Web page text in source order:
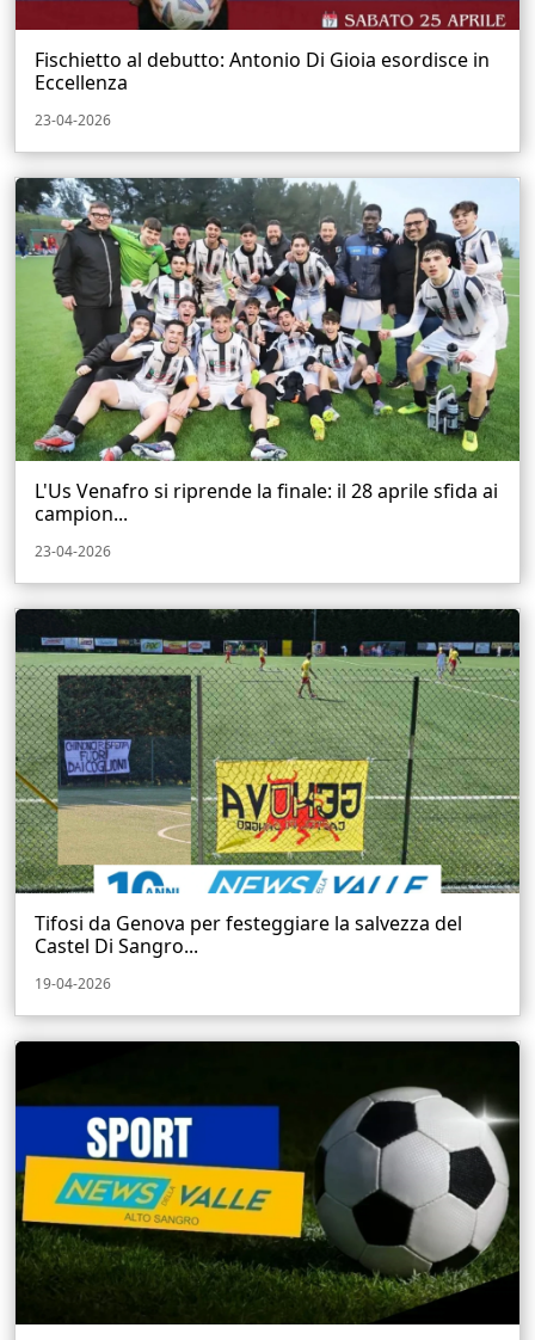
Fischietto al debutto: Antonio Di Gioia esordisce in
Eccellenza
23-04-2026
L'Us Venafro si riprende la finale: il 28 aprile sfida ai
campion...
23-04-2026
Tifosi da Genova per festeggiare la salvezza del
Castel Di Sangro...
19-04-2026